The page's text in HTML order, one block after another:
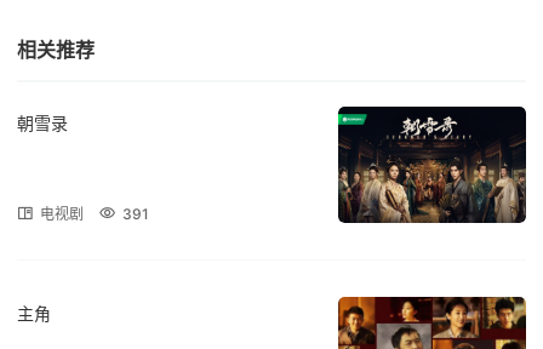
相关推荐
朝雪录
电视剧 391
主角